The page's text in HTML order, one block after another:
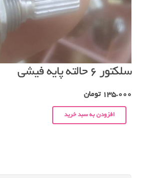
سلکتور ۶ حالته پایه فیشی
135.000 تومان
افزودن به سبد خرید